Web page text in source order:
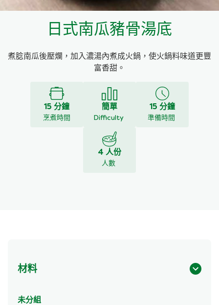
家樂牌鷹粟粉
家樂牌雞湯粒
家樂牌純鮮清雞湯
日式南瓜豬骨湯底
煮腍南瓜後壓爛，加入濃湯內煮成火鍋，使火鍋料味道更豐
富香甜。
15 分鐘
烹煮時間
簡單
Difficulty
15 分鐘
準備時間
4 人份
人數
材料
未分組